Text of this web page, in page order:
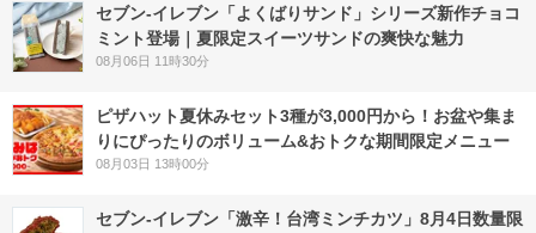
セブン‐イレブン「よくばりサンド」シリーズ新作チョコ
ミント登場｜夏限定スイーツサンドの爽快な魅力
08月06日 11時30分
ピザハット夏休みセット3種が3,000円から！お盆や集ま
りにぴったりのボリューム&おトクな期間限定メニュー
08月03日 13時00分
セブン-イレブン「激辛！台湾ミンチカツ」8月4日数量限